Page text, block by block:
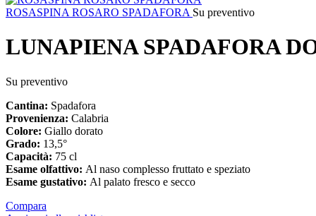
ROSASPINA ROSARO SPADAFORA Su preventivo
LUNAPIENA SPADAFORA
Su preventivo
Cantina: Spadafora
Provenienza: Calabria
Colore: Giallo dorato
Grado: 13,5°
Capacità: 75 cl
Esame olfattivo: Al naso complesso fruttato e speziato
Esame gustativo: Al palato fresco e secco
Compara